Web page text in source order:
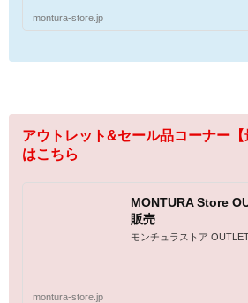
montura-store.jp
アウトレット&セール品コーナー【
はこちら
MONTURA Store
販売
モンチュラストア
montura-store.jp